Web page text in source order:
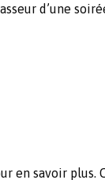
d’une
en savoir plus.